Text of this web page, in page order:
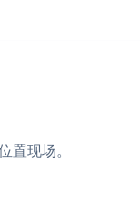
现场。